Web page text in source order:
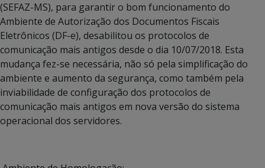
(SEFAZ-MS), para garantir o bom funcionamento do
Ambiente de Autorização dos Documentos Fiscais
Eletrônicos (DF-e), desabilitou os protocolos de
comunicação mais antigos desde o dia 10/07/2018. Esta
mudança fez-se necessária, não só pela simplificação do
ambiente e aumento da segurança, como também pela
inviabilidade de configuração dos protocolos de
comunicação mais antigos em nova versão do sistema
operacional dos servidores.